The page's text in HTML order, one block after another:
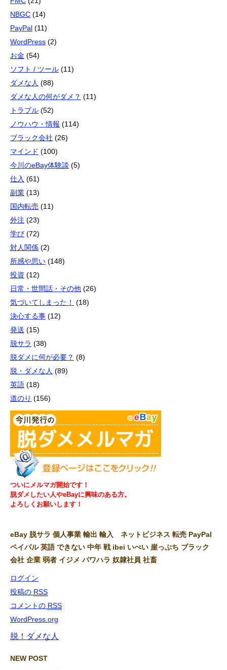
NBGC (14)
PayPal (11)
WordPress (2)
お金 (54)
ソフト / ツール (11)
ダメな人 (88)
ダメな人の何がダメ？ (11)
トラブル (52)
ノウハウ・情報 (114)
ブラック会社 (26)
マインド (100)
今川のeBay体験談 (5)
仕入 (61)
副業 (13)
国内転売 (11)
外注 (23)
学び (72)
対人関係 (2)
所感や思い (148)
投資 (12)
日常・世間話・その他 (26)
気づいてしまった！
(18)
決心する事 (12)
発送 (15)
脱サラ (38)
脱ダメに何が必要？ (8)
脱・ダメな人 (89)
英語 (18)
道のり (156)
ついにメルマガ開始です！
脱ダメしたい人やeBayに興味のある方。
よろしくお願いします！
eBay 脱サラ 個人事業 輸出 輸入 ネットビジネス 転売 PayPal
ペイパル 英語 できない 中年 戦 ibei いべい 崖っぷち ブラック
会社 企業 弱者 イジメ パワハラ 奴隷社員 社畜
ログイン
投稿の RSS
コメントの RSS
WordPress.org
脱！ダメな人
NEW POST